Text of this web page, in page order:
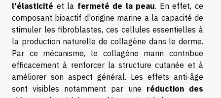
l'élasticité et la fermeté de la peau. En effet, ce
composant bioactif d'origine marine a la capacité de
stimuler les fibroblastes, ces cellules essentielles à
la production naturelle de collagène dans le derme.
Par ce mécanisme, le collagène marin contribue
efficacement à renforcer la structure cutanée et à
améliorer son aspect général. Les effets anti-âge
sont visibles notamment par une réduction des